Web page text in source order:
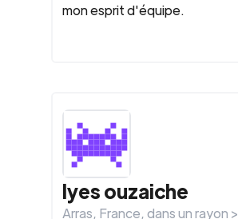
mon esprit d'équipe.
lyesouzaiche
Arras, France, dans un rayon >